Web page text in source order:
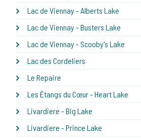
Lac de Viennay - Alberts Lake
Lac de Viennay - Busters Lake
Lac de Viennay - Scooby's Lake
Lac des Cordeliers
Le Repaire
Les Étangs du Cœur - Heart Lake
Livardiere - Big Lake
Livardiere - Prince Lake